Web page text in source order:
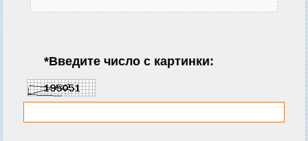
*Введите число с картинки: